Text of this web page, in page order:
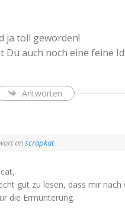
ja toll geworden!
Du auch noch eine feine
Antworten
anscrapkat
gut zu lesen, dass mir nach
die Ermunterung.